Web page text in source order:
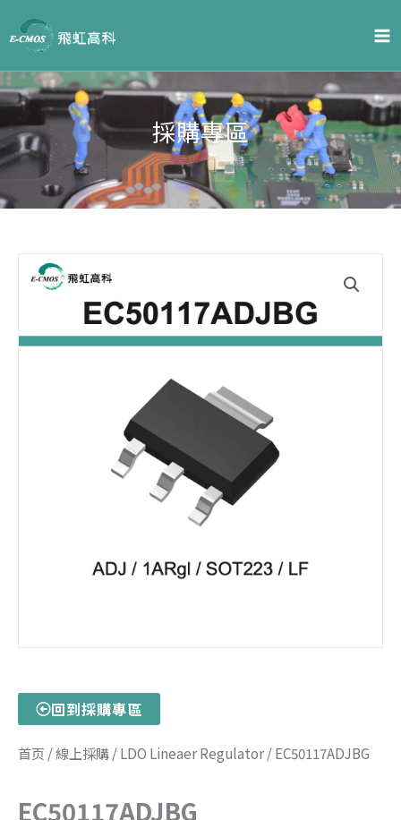
内
容
採購專區
回到採購專區
首页 /線上採購/LDO Lineaer Regulator/ EC50117ADJBG
EC50117ADJBG